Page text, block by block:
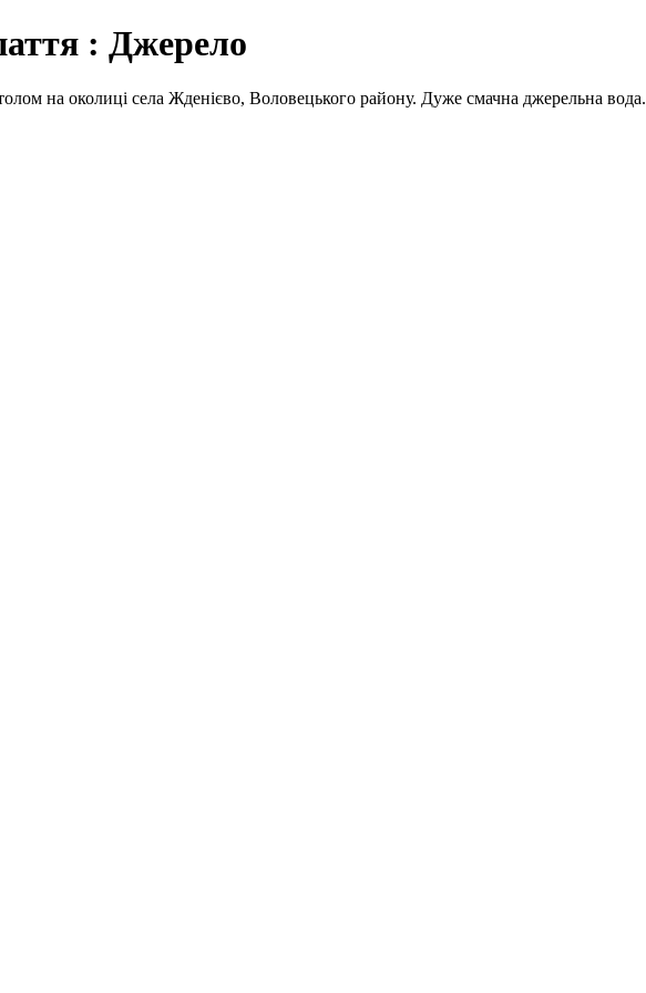
: Джерело
на околиці села Жденієво, Воловецького району. Дуже смачна джерельна вода.